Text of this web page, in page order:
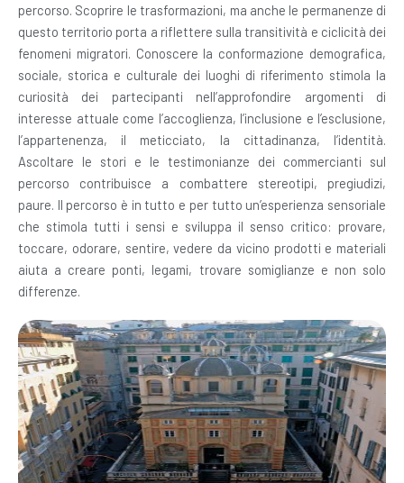
percorso. Scoprire le trasformazioni, ma anche le permanenze di
questo territorio porta a riflettere sulla transitività e ciclicità dei
fenomeni migratori. Conoscere la conformazione demografica,
sociale, storica e culturale dei luoghi di riferimento stimola la
curiosità dei partecipanti nell’approfondire argomenti di
interesse attuale come l’accoglienza, l’inclusione e l’esclusione,
l’appartenenza, il meticciato, la cittadinanza, l’identità.
Ascoltare le stori e le testimonianze dei commercianti sul
percorso contribuisce a combattere stereotipi, pregiudizi,
paure. Il percorso è in tutto e per tutto un’esperienza sensoriale
che stimola tutti i sensi e sviluppa il senso critico: provare,
toccare, odorare, sentire, vedere da vicino prodotti e materiali
aiuta a creare ponti, legami, trovare somiglianze e non solo
differenze.